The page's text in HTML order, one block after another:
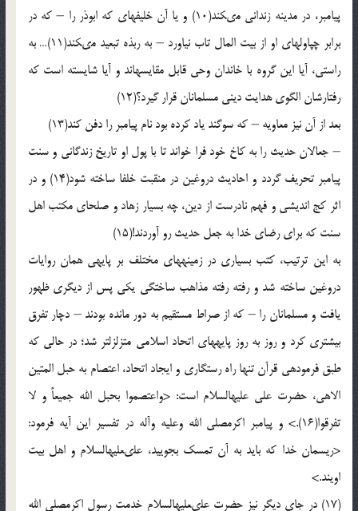
پیامبر، در مدینه زندانى مى‏کند(10) و یا آن خلیفه‏اى که ابوذر را – که در
برابر چپاول‏هاى او از بیت المال تاب نیاورد – به ربذه تبعید مى‏کند(11)… به
راستى، آیا این گروه با خاندان وحى قابل مقایسه‏اند و آیا شایسته است که
رفتارشان الگوى هدایت دینى مسلمانان قرار گیرد؟(12)
بعد از آن نیز معاویه – که سوگند یاد کرده بود نام پیامبر را دفن کند(13)
– جعالان حدیث را به کاخ خود فرا خواند تا با پول او تاریخ زندگانى و سنت
پیامبر تحریف گردد و احادیث دروغین در منقبت خلفا ساخته شود(14) و در
اثر کج اندیشى و فهم نادرست از دین، چه بسیار زهاد و صلحاى مکتب اهل
سنت که براى رضاى خدا به جعل حدیث رو آوردند!(15)
به این ترتیب، کتب بسیارى در زمینه‏هاى مختلف بر پایه‏ى همان روایات
دروغین ساخته شد و رفته رفته مذاهب ساختگى یکى پس از دیگرى ظهور
یافت و مسلمانان را – که از صراط مستقیم به دور مانده بودند – دچار تفرق
بیشترى کرد و روز به روز پایه‏هاى اتحاد اسلامى متزلزل‏تر شد؛ در حالى که
طبق فرموده‏ى قرآن تنها راه رستگارى و ایجاد اتحاد، اعتصام به حبل المتین
الاهى، حضرت على علیه‏السلام است: <واعتصموا بحبل الله جمیعاً و لا
تفرقوا(16).> و پیامبر اکرم‏صلى الله وعلیه وآله در تفسیر این آیه فرمود:
<ریسمان خدا که باید به آن تمسک بجویید، على‏علیه‏السلام و اهل بیت
اویند.>
(17) در جاى دیگر نیز حضرت على‏علیه‏السلام خدمت رسول اکرم‏صلى الله